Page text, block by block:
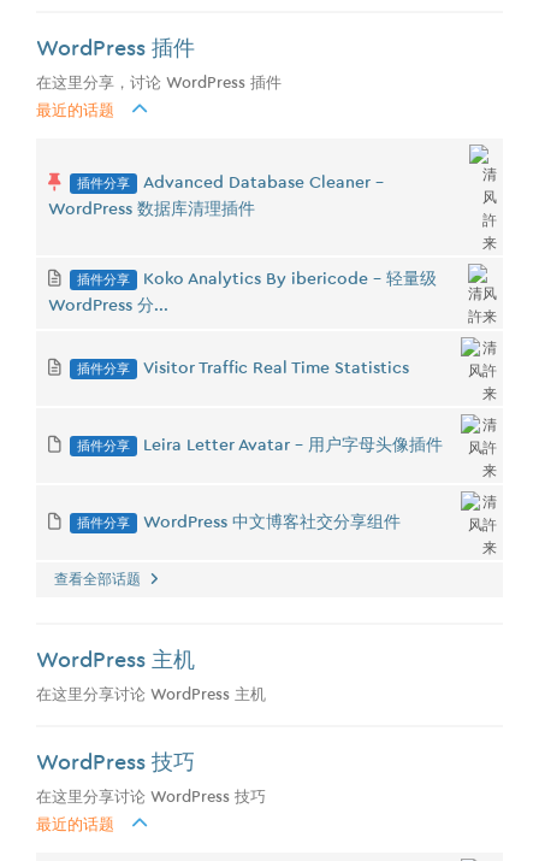
WordPress 插件
在这里分享，讨论 WordPress 插件
最近的话题
插件分享
Advanced Database Cleaner -
WordPress 数据库清理插件
插件分享
Koko Analytics By ibericode - 轻量级
WordPress 分...
插件分享 Visitor Traffic Real Time Statistics
插件分享 Leira Letter Avatar - 用户字母头像插件
插件分享 WordPress 中文博客社交分享组件
查看全部话题
WordPress 主机
在这里分享讨论 WordPress 主机
WordPress 技巧
在这里分享讨论 WordPress 技巧
最近的话题